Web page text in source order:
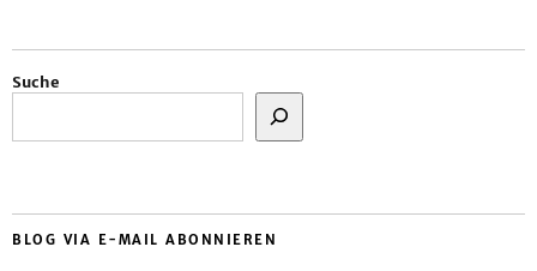
Suche
BLOG VIA E-MAIL ABONNIEREN